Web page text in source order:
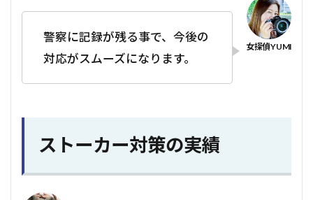
警察に記録が残る事で、今後の
対応がスムーズになります。
ストーカー対策の実績